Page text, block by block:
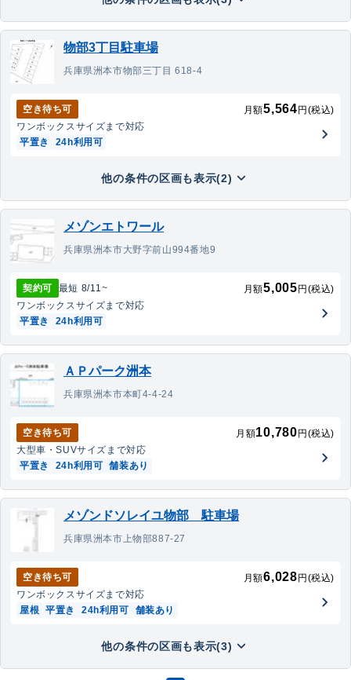
物部3丁目駐車場
兵庫県洲本市物部三丁目 618-4
空き待ち可 月額5,564 円(税込)
ワンボックスサイズまで対応
平置き
24h利用可
他の条件の区画も表示(2)
メゾンエトワール
兵庫県洲本市大野字前山994番地9
契約可 最短 8/11~ 月額5,005 円(税込)
ワンボックスサイズまで対応
平置き
24h利用可
ＡＰパーク洲本
兵庫県洲本市本町4-4-24
空き待ち可 月額10,780 円(税込)
大型車・SUVサイズまで対応
平置き
24h利用可 舗装あり
メゾンドソレイユ物部 駐車場
兵庫県洲本市上物部887-27
空き待ち可 月額6,028 円(税込)
ワンボックスサイズまで対応
屋根 平置き 24h利用可 舗装あり
他の条件の区画も表示(3)